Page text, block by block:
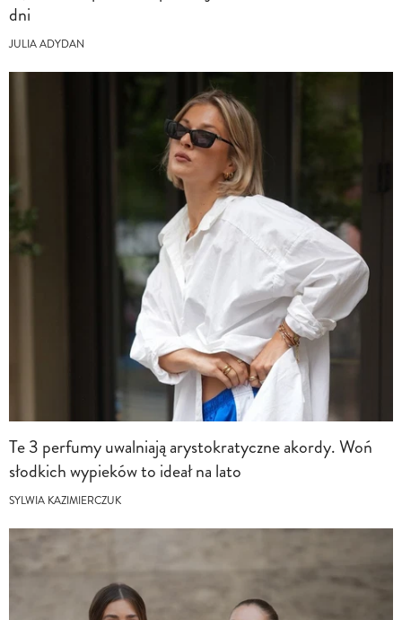
dni
JULIA ADYDAN
Te 3 perfumy uwalniają arystokratyczne akordy. Woń
słodkich wypieków to ideał na lato
SYLWIA KAZIMIERCZUK